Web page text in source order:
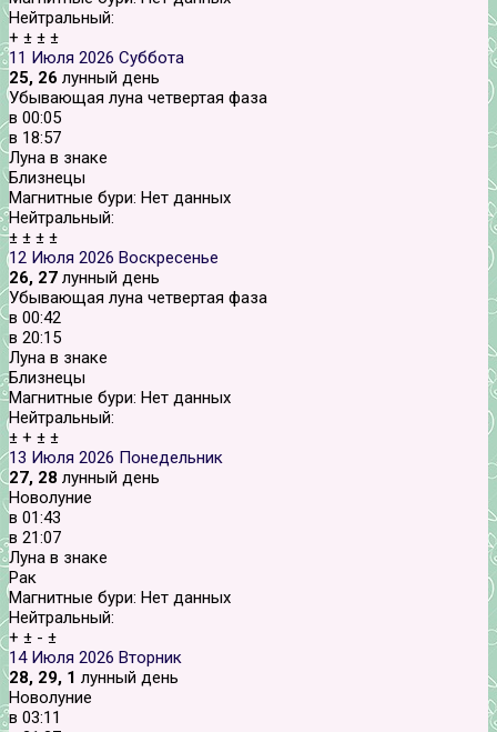
Нейтральный:
+ ± ± ±
11 Июля 2026 Суббота
25, 26 лунный день
Убывающая луна четвертая фаза
в 00:05
в 18:57
Луна в знаке
Близнецы
Магнитные бури: Нет данных
Нейтральный:
± ± ± ±
12 Июля 2026 Воскресенье
26, 27 лунный день
Убывающая луна четвертая фаза
в 00:42
в 20:15
Луна в знаке
Близнецы
Магнитные бури: Нет данных
Нейтральный:
± + ± ±
13 Июля 2026 Понедельник
27, 28 лунный день
Новолуние
в 01:43
в 21:07
Луна в знаке
Рак
Магнитные бури: Нет данных
Нейтральный:
+ ± - ±
14 Июля 2026 Вторник
28, 29, 1 лунный день
Новолуние
в 03:11